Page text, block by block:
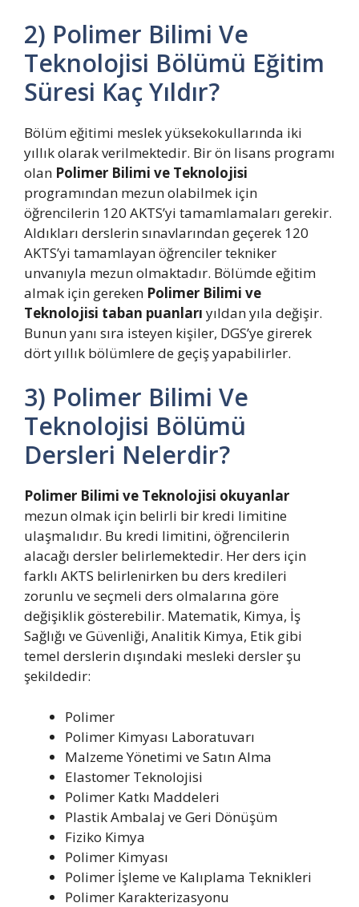
2) Polimer Bilimi Ve
Teknolojisi Bölümü Eğitim
Süresi Kaç Yıldır?
Bölüm eğitimi meslek yüksekokullarında iki
yıllık olarak verilmektedir. Bir ön lisans programı
olan Polimer Bilimi ve Teknolojisi
programından mezun olabilmek için
öğrencilerin 120 AKTS’yi tamamlamaları gerekir.
Aldıkları derslerin sınavlarından geçerek 120
AKTS’yi tamamlayan öğrenciler tekniker
unvanıyla mezun olmaktadır. Bölümde eğitim
almak için gereken Polimer Bilimi ve
Teknolojisi taban puanları yıldan yıla değişir.
Bunun yanı sıra isteyen kişiler, DGS’ye girerek
dört yıllık bölümlere de geçiş yapabilirler.
3) Polimer Bilimi Ve
Teknolojisi Bölümü
Dersleri Nelerdir?
Polimer Bilimi ve Teknolojisi okuyanlar
mezun olmak için belirli bir kredi limitine
ulaşmalıdır. Bu kredi limitini, öğrencilerin
alacağı dersler belirlemektedir. Her ders için
farklı AKTS belirlenirken bu ders kredileri
zorunlu ve seçmeli ders olmalarına göre
değişiklik gösterebilir. Matematik, Kimya, İş
Sağlığı ve Güvenliği, Analitik Kimya, Etik gibi
temel derslerin dışındaki mesleki dersler şu
şekildedir:
Polimer
Polimer Kimyası Laboratuvarı
Malzeme Yönetimi ve Satın Alma
Elastomer Teknolojisi
Polimer Katkı Maddeleri
Plastik Ambalaj ve Geri Dönüşüm
Fiziko Kimya
Polimer Kimyası
Polimer İşleme ve Kalıplama Teknikleri
Polimer Karakterizasyonu